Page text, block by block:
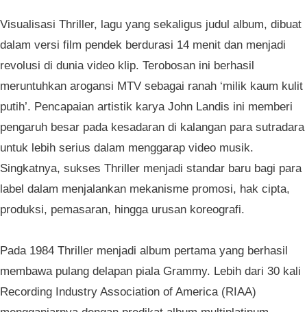
Visualisasi Thriller, lagu yang sekaligus judul album, dibuat
dalam versi film pendek berdurasi 14 menit dan menjadi
revolusi di dunia video klip. Terobosan ini berhasil
meruntuhkan arogansi MTV sebagai ranah ‘milik kaum kulit
putih’. Pencapaian artistik karya John Landis ini memberi
pengaruh besar pada kesadaran di kalangan para sutradara
untuk lebih serius dalam menggarap video musik.
Singkatnya, sukses Thriller menjadi standar baru bagi para
label dalam menjalankan mekanisme promosi, hak cipta,
produksi, pemasaran, hingga urusan koreografi.
Pada 1984 Thriller menjadi album pertama yang berhasil
membawa pulang delapan piala Grammy. Lebih dari 30 kali
Recording Industry Association of America (RIAA)